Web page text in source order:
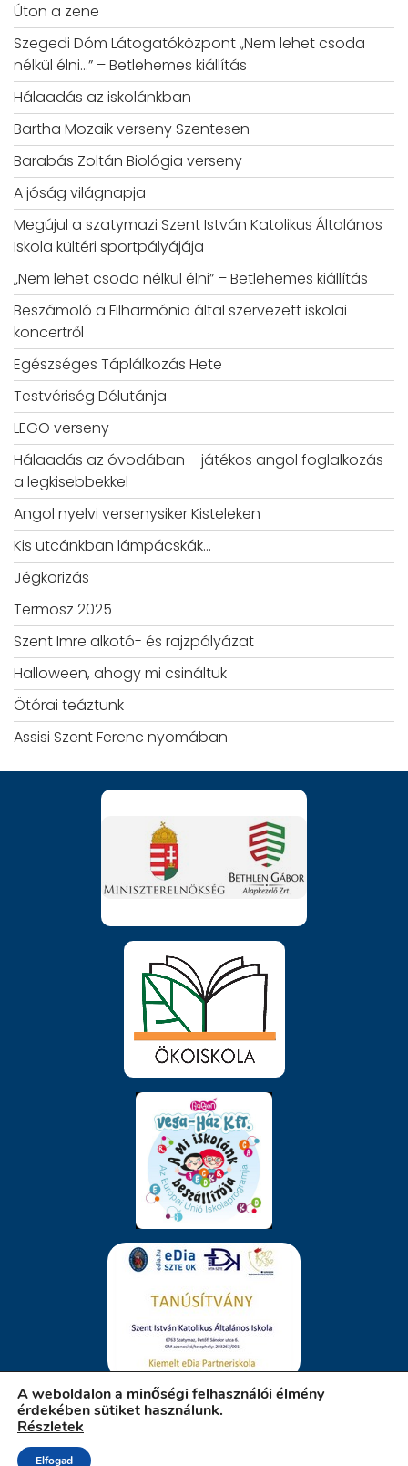
Úton a zene
Szegedi Dóm Látogatóközpont „Nem lehet csoda
nélkül élni…” – Betlehemes kiállítás
Hálaadás az iskolánkban
Bartha Mozaik verseny Szentesen
Barabás Zoltán Biológia verseny
A jóság világnapja
Megújul a szatymazi Szent István Katolikus Általános
Iskola kültéri sportpályájája
„Nem lehet csoda nélkül élni” – Betlehemes kiállítás
Beszámoló a Filharmónia által szervezett iskolai
koncertről
Egészséges Táplálkozás Hete
Testvériség Délutánja
LEGO verseny
Hálaadás az óvodában – játékos angol foglalkozás
a legkisebbekkel
Angol nyelvi versenysiker Kisteleken
Kis utcánkban lámpácskák…
Jégkorizás
Termosz 2025
Szent Imre alkotó- és rajzpályázat
Halloween, ahogy mi csináltuk
Ötórai teáztunk
Assisi Szent Ferenc nyomában
A weboldalon a minőségi felhasználói élmény
érdekében sütiket használunk.
Részletek
Elfogad